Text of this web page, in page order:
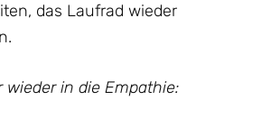
das Laufrad wieder
wieder in die Empathie: